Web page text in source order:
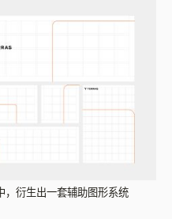
，衍生出一套辅助图形系统